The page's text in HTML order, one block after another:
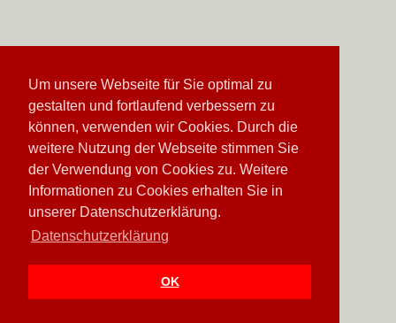
Um unsere Webseite für Sie optimal zu
gestalten und fortlaufend verbessern zu
können, verwenden wir Cookies. Durch die
weitere Nutzung der Webseite stimmen Sie
der Verwendung von Cookies zu. Weitere
Informationen zu Cookies erhalten Sie in
unserer Datenschutzerklärung.
Datenschutzerklärung
OK